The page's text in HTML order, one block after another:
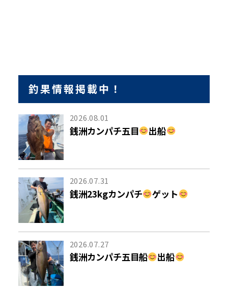
釣果情報掲載中！
2026.08.01
銭洲カンパチ五目 出船
2026.07.31
銭洲23kgカンパチ ゲット
2026.07.27
銭洲カンパチ五目船 出船